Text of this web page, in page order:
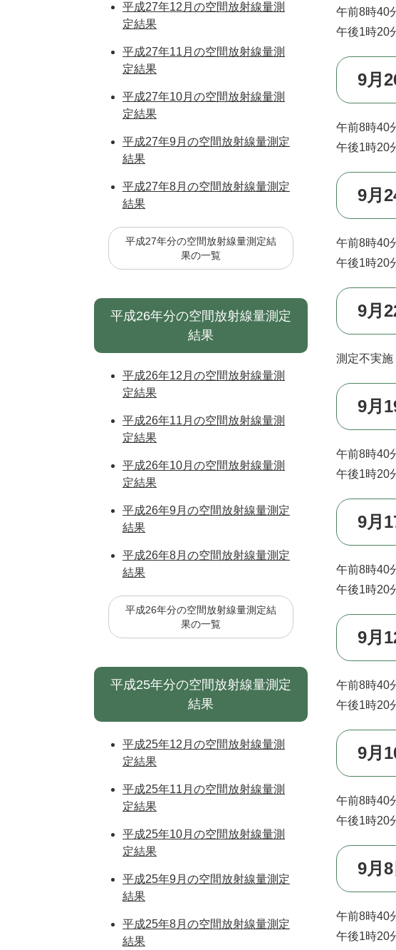
午前8時40
午後1時20
9月
午前8時40
午後1時20
9月
午前8時40
午後1時20
9月
測定不実施
9月
午前8時40
午後1時20
9月
午前8時40
午後1時20
9月
午前8時40
午後1時20
9月
午前8時40
午後1時20
9月8
午前8時40
午後1時20
平成27年12月の空間放射線量測
定結果
平成27年11月の空間放射線量測
定結果
平成27年10月の空間放射線量測
定結果
平成27年9月の空間放射線量測定
結果
平成27年8月の空間放射線量測定
結果
平成27年分の空間放射線量測定結
果の一覧
平成26年分の空間放射線量測定
結果
平成26年12月の空間放射線量測
定結果
平成26年11月の空間放射線量測
定結果
平成26年10月の空間放射線量測
定結果
平成26年9月の空間放射線量測定
結果
平成26年8月の空間放射線量測定
結果
平成26年分の空間放射線量測定結
果の一覧
平成25年分の空間放射線量測定
結果
平成25年12月の空間放射線量測
定結果
平成25年11月の空間放射線量測
定結果
平成25年10月の空間放射線量測
定結果
平成25年9月の空間放射線量測定
結果
平成25年8月の空間放射線量測定
結果